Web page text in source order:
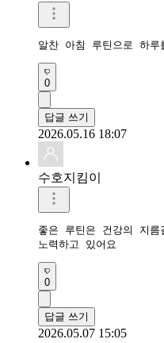
알찬 아침 루틴으로 하
0
답글 쓰기
2026.05.16 18:07
수호지킴이
좋은 루틴은 건강의 지름
노력하고 있어요
0
답글 쓰기
2026.05.07 15:05